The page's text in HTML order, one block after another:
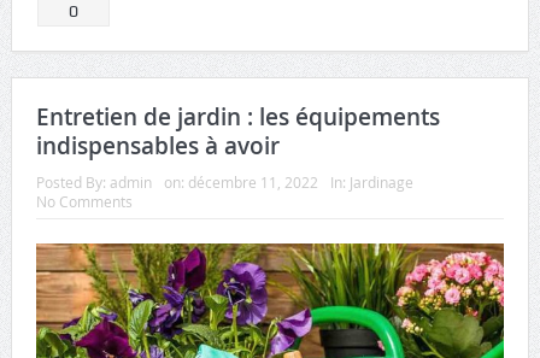
0
Entretien de jardin : les équipements
indispensables à avoir
Posted By: admin on: décembre 11, 2022 In: Jardinage
No Comments